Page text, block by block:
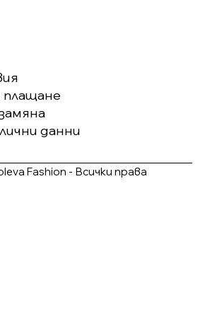
плащане
данни
Fashion - Всички права